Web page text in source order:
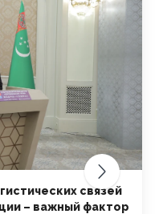
связей
– важный фактор